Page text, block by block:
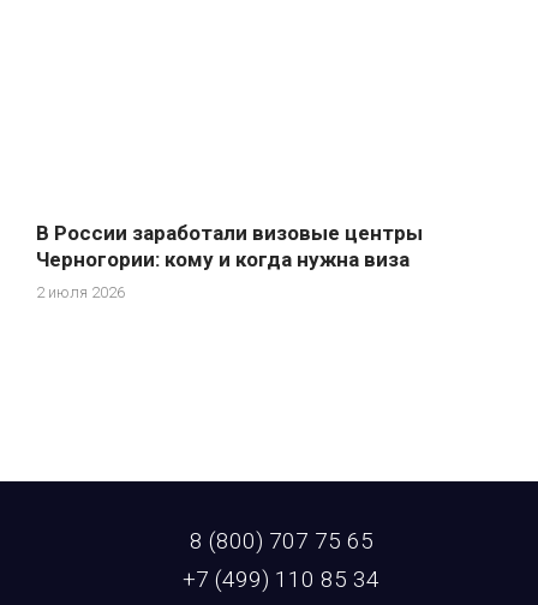
В России заработали визовые центры
Черногории: кому и когда нужна виза
2 июля 2026
8 (800) 707 75 65
+7 (499) 110 85 34